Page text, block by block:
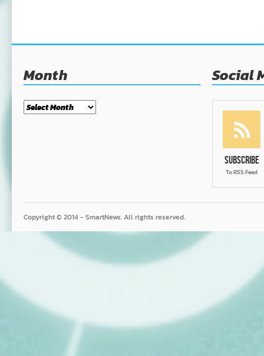
Month
Month
Social
Subscribe
To RSS Feed
Copyright © 2014 - SmartNews. All rights reserved.